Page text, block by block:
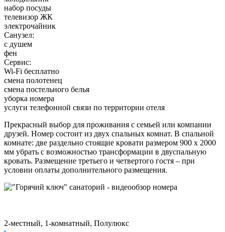
набор посуды
телевизор ЖК
электрочайник
Санузел:
с душем
фен
Сервис:
Wi-Fi бесплатно
смена полотенец
смена постельного белья
уборка номера
услуги телефонной связи по территории отеля
Прекрасный выбор для проживания с семьей или компании
друзей. Номер состоит из двух спальных комнат. В спальной
комнате: две раздельно стоящие кровати размером 900 х 2000
мм убрать с возможностью трансформации в двуспальную
кровать. Размещение третьего и четвертого гостя – при
условии оплаты дополнительного размещения.
2-местный, 1-комнатный, Полулюкс